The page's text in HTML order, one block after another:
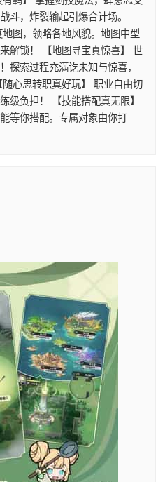
斗，炸裂输起引爆合计场。
地图，领略各地风貌。地图中型
解锁！ 【地图寻宝真惊喜】 世
探索过程充满讫未知与惊喜，
心思转职真好玩】 职业自由切
级负担！ 【技能搭配真无限】
等你搭配。专属对象由你打